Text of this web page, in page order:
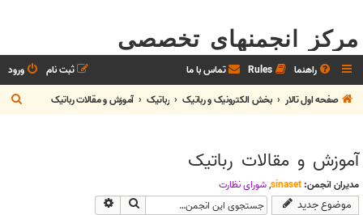
مرکز انجمنهای تخصصی
راهنما Rules تماس با ما ورود
ثبت نام
صفحه اول تالار
بخش الکترونيک و رباتیک رباتیک آموزش و مقالات رباتیک
س
آموزش و مقالات رباتیک
مدیران انجمن: sinaset
,شوراي نظارت
موضوع جدید جستجو